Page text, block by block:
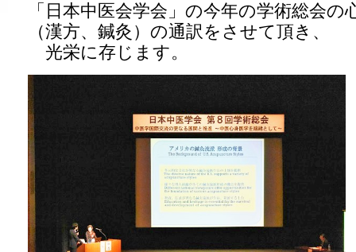
「日本中医会学会」の今年の学術総会の
（漢方、鍼灸）の通訳をさせて頂き、
光栄に存じます。